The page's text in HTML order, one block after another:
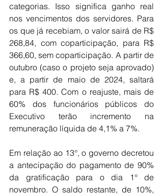
categorias. Isso significa ganho real
nos vencimentos dos servidores. Para
os que já recebiam, o valor sairá de R$
268,84, com coparticipação, para R$
366,60, sem coparticipação. A partir de
outubro (caso o projeto seja aprovado)
e, a partir de maio de 2024, saltará
para R$ 400. Com o reajuste, mais de
60% dos funcionários públicos do
Executivo terão incremento na
remuneração líquida de 4,1% a 7%.
Em relação ao 13°, o governo decretou
a antecipação do pagamento de 90%
da gratificação para o dia 1° de
novembro. O saldo restante, de 10%,